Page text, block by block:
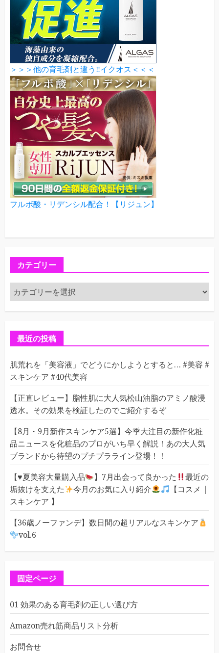
＞＞＞他の育毛剤と違う‼イクオス＜＜＜
フルボ酸・リデンシル配合！【リジュン】
カテゴリー
カ
テ
ゴ
最近の投稿
肌荒れを「美容液」でどうにかしようとすると… #美容 #
スキンケア #40代美容
【正直レビュー】脂性肌に大人気松山油脂のアミノ酸浸
透水。その効果を検証したのでご紹介するぞ
【8月・9月新作スキンケア5選】今季大注目の新作化粧
品ニュースを化粧品のプロがいち早く解説！あの大人気
ブランドから待望のプチプラライン登場！！
【♥️夏美容大量購入品 】7月出会って良かった
最近の
垢抜けを支えた
今月のお気に入り紹介
【コスメ |
スキンケア 】
【36歳ノーファンデ】数日間の超リアルなスキンケア
vol.6
固定ページ
01 効果のある育毛剤の正しい選び方
Amazon売れ筋商品リスト分析
お問合せ